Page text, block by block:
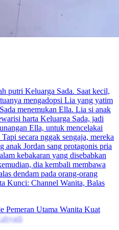
putri Keluarga Sada. Saat kecil,
mengadopsi Lia yang yatim
menemukan Ella. Lia si anak
harta Keluarga Sada, jadi
Ella, untuk mencelakai
secara nggak sengaja, mereka
anak Jordan sang protagonis pria
kebakaran yang disebabkan
dia kembali membawa
dendam pada orang-orang
Kunci: Channel Wanita, Balas
Pemeran Utama Wanita Kuat